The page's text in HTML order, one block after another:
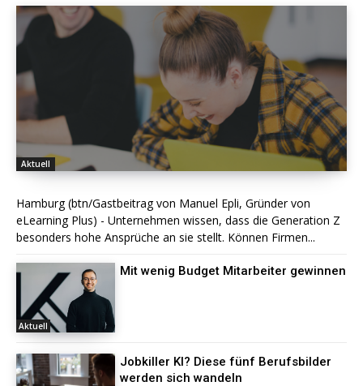
Aktuell
Hamburg (btn/Gastbeitrag von Manuel Epli, Gründer von
eLearning Plus) - Unternehmen wissen, dass die Generation Z
besonders hohe Ansprüche an sie stellt. Können Firmen...
Aktuell
Mit wenig Budget Mitarbeiter gewinnen
Jobkiller KI? Diese fünf Berufsbilder
werden sich wandeln